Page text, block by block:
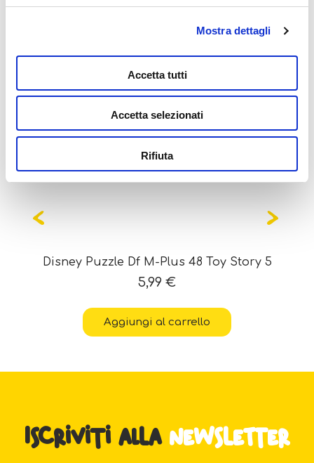
Mostra dettagli
Accetta tutti
Accetta selezionati
Rifiuta
Potrebbe interessarti
anche...
Disney Puzzle Df M-Plus 48 Toy Story 5
5,99 €
Aggiungi al carrello
Iscriviti alla newsletter